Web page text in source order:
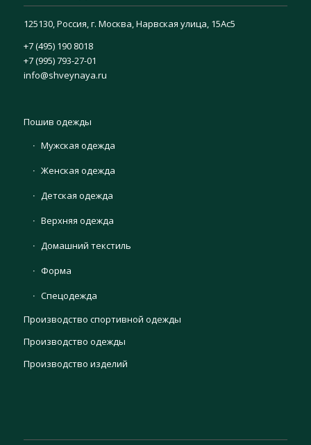
125130, Россия, г. Москва, Нарвская улица, 15Ас5
+7 (495) 190 8018
+7 (995) 793-27-01
info@shveynaya.ru
Пошив одежды
Мужская одежда
Женская одежда
Детская одежда
Верхняя одежда
Домашний текстиль
Форма
Спецодежда
Производство спортивной одежды
Производство одежды
Производство изделий